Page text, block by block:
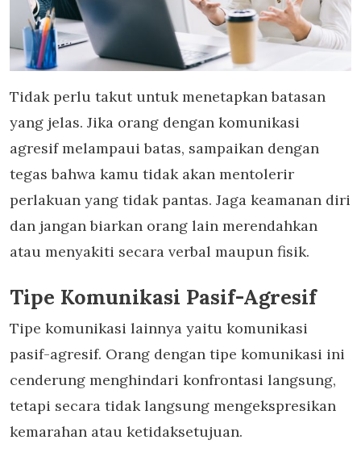
Tidak perlu takut untuk menetapkan batasan
yang jelas. Jika orang dengan komunikasi
agresif melampaui batas, sampaikan dengan
tegas bahwa kamu tidak akan mentolerir
perlakuan yang tidak pantas. Jaga keamanan diri
dan jangan biarkan orang lain merendahkan
atau menyakiti secara verbal maupun fisik.
Tipe Komunikasi Pasif-Agresif
Tipe komunikasi lainnya yaitu komunikasi
pasif-agresif. Orang dengan tipe komunikasi ini
cenderung menghindari konfrontasi langsung,
tetapi secara tidak langsung mengekspresikan
kemarahan atau ketidaksetujuan.